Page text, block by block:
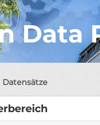
Data
Datensätze